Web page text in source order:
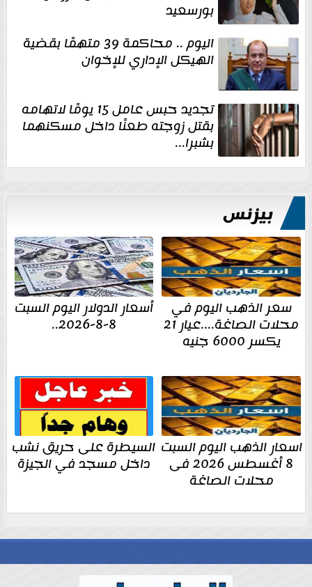
بورسعيد
اليوم .. محاكمة 39 متهمًا بقضية
الهيكل الإداري للإخوان
تجديد حبس عامل 15 يومًا لاتهامه
بقتل زوجته طعنًا داخل مسكنهما
بشبرا...
بيزنس
سعر الذهب اليوم في
محلات الصاغة....عيار 21
يكسر 6000 جنيه
أسعار الدولار اليوم السبت
8-8-2026..
اسعار الذهب اليوم السبت
8 أغسطس 2026 فى
محلات الصاغة
السيطرة على حريق نشب
داخل مسجد في الجيزة